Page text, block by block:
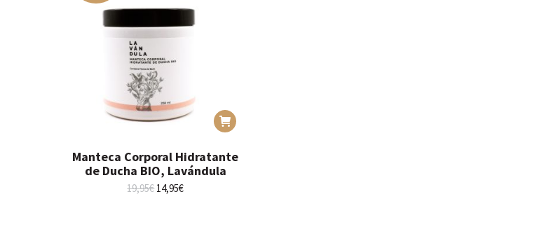
Manteca Corporal Hidratante
de Ducha BIO, Lavándula
19,95€El
14,95€El